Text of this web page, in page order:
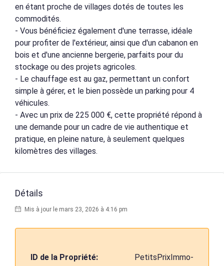
en étant proche de villages dotés de toutes les
commodités.
- Vous bénéficiez également d'une terrasse, idéale
pour profiter de l'extérieur, ainsi que d'un cabanon en
bois et d'une ancienne bergerie, parfaits pour du
stockage ou des projets agricoles.
- Le chauffage est au gaz, permettant un confort
simple à gérer, et le bien possède un parking pour 4
véhicules.
- Avec un prix de 225 000 €, cette propriété répond à
une demande pour un cadre de vie authentique et
pratique, en pleine nature, à seulement quelques
kilomètres des villages.
Détails
Mis à jour le mars 23, 2026 à 4:16 pm
ID de la Propriété:
PetitsPrixImmo-